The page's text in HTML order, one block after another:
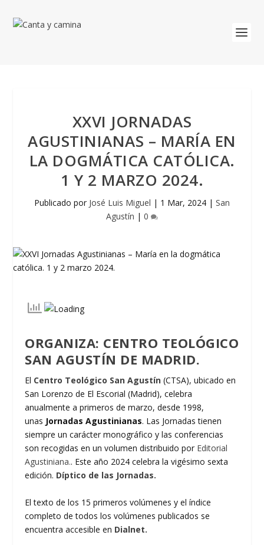
XXVI JORNADAS
AGUSTINIANAS – MARÍA EN
LA DOGMÁTICA CATÓLICA.
1 Y 2 MARZO 2024.
Publicado por José Luis Miguel | 1 Mar, 2024 | San
Agustín | 0
ORGANIZA: CENTRO TEOLÓGICO
SAN AGUSTÍN DE MADRID.
El Centro Teológico San Agustín (CTSA), ubicado en
San Lorenzo de El Escorial (Madrid), celebra
anualmente a primeros de marzo, desde 1998,
unas Jornadas Agustinianas. Las Jornadas tienen
siempre un carácter monográfico y las conferencias
son recogidas en un volumen distribuido por Editorial
Agustiniana.. Este año 2024 celebra la vigésimo sexta
edición. Díptico de las Jornadas.
El texto de los 15 primeros volúmenes y el índice
completo de todos los volúmenes publicados se
encuentra accesible en Dialnet.